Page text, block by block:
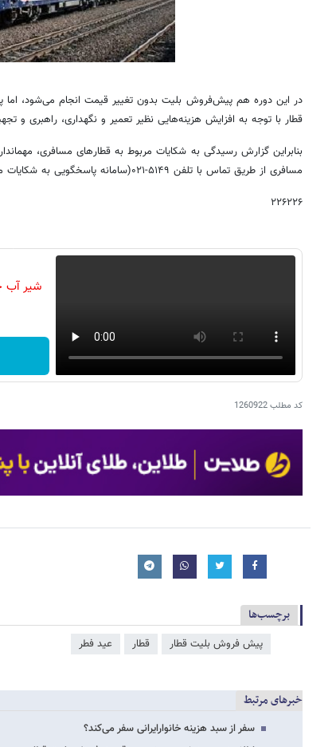
در این دوره هم پیش‌فروش بلیت بدون تغییر قیمت ‌انجام می‌شود،
قطار با توجه به افزایش هزینه‌هایی نظیر تعمیر و نگهداری، راهبری و
بنابراین گزارش رسیدگی به شکایات مربوط به قطارهای مسافری‌،
مسافری ‌از طریق تماس با تلفن ۵۱۴۹-۰۲۱(سامانه پاسخگویی به شکایات مسافری ) مقدور است.
۲۲۶۲۲۶
شیر آب
کد مطلب1260922
برچسب‌ها
پیش فروش بلیت قطار قطار عید فطر
خبرهای مرتبط
سفر از سبد هزینه خانوارایرانی سفر می‌کند؟